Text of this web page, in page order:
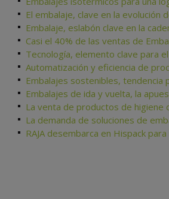
El embalaje, clave en la evolución
Embalaje, eslabón clave en la
Casi el 40% de las ventas de
Tecnología, elemento clave para
Automatización y eficiencia de
Embalajes sostenibles, tendencia
Embalajes de ida y vuelta, la
La venta de productos de higiene
La demanda de soluciones de
RAJA desembarca en Hispack